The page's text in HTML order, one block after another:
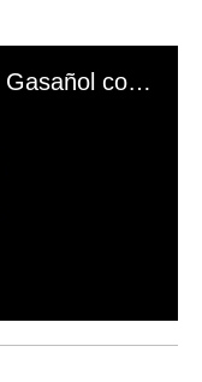
El mal momento de Yanina Gasañol con un hincha argentino en "Subrayado"